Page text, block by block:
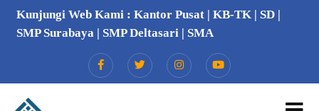
Kunjungi Web Kami : Kantor Pusat | KB-TK | SD |
SMP Surabaya | SMP Deltasari | SMA